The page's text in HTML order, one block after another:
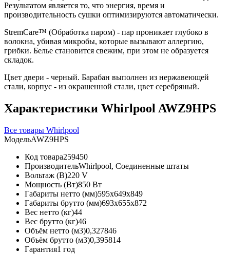
Результатом является то, что энергия, время и
производительность сушки оптимизируются автоматически.
StremCare™ (Обработка паром) - пар проникает глубоко в
волокна, убивая микробы, которые вызывают аллергию,
грибки. Белье становится свежим, при этом не образуется
складок.
Цвет двери - черный. Барабан выполнен из нержавеющей
стали, корпус - из окрашенной стали, цвет серебряный.
Характеристики Whirlpool AWZ9HPS
Все товары Whirlpool
МодельAWZ9HPS
Код товара259450
ПроизводительWhirlpool, Соединенные штаты
Вольтаж (В)220 V
Мощность (Вт)850 Вт
Габариты нетто (мм)595x649x849
Габариты брутто (мм)693x655x872
Вес нетто (кг)44
Вес брутто (кг)46
Объём нетто (м3)0,327846
Объём брутто (м3)0,395814
Гарантия1 год